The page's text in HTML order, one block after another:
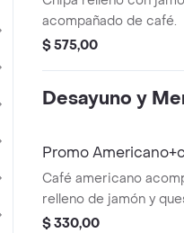
acompañado de café.
$ 575,00
Desayuno y
Promo
Café americano
relleno de jamón y
$ 330,00